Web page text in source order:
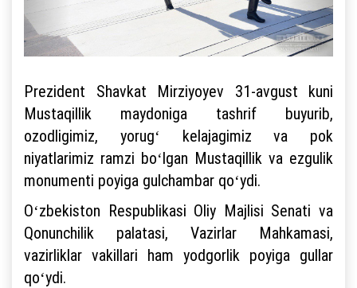
Prezident Shavkat Mirziyoyev 31-avgust kuni
Mustaqillik maydoniga tashrif buyurib,
ozodligimiz, yorugʻ kelajagimiz va pok
niyatlarimiz ramzi boʻlgan Mustaqillik va ezgulik
monumenti poyiga gulchambar qoʻydi.
Oʻzbekiston Respublikasi Oliy Majlisi Senati va
Qonunchilik palatasi, Vazirlar Mahkamasi,
vazirliklar vakillari ham yodgorlik poyiga gullar
qoʻydi.